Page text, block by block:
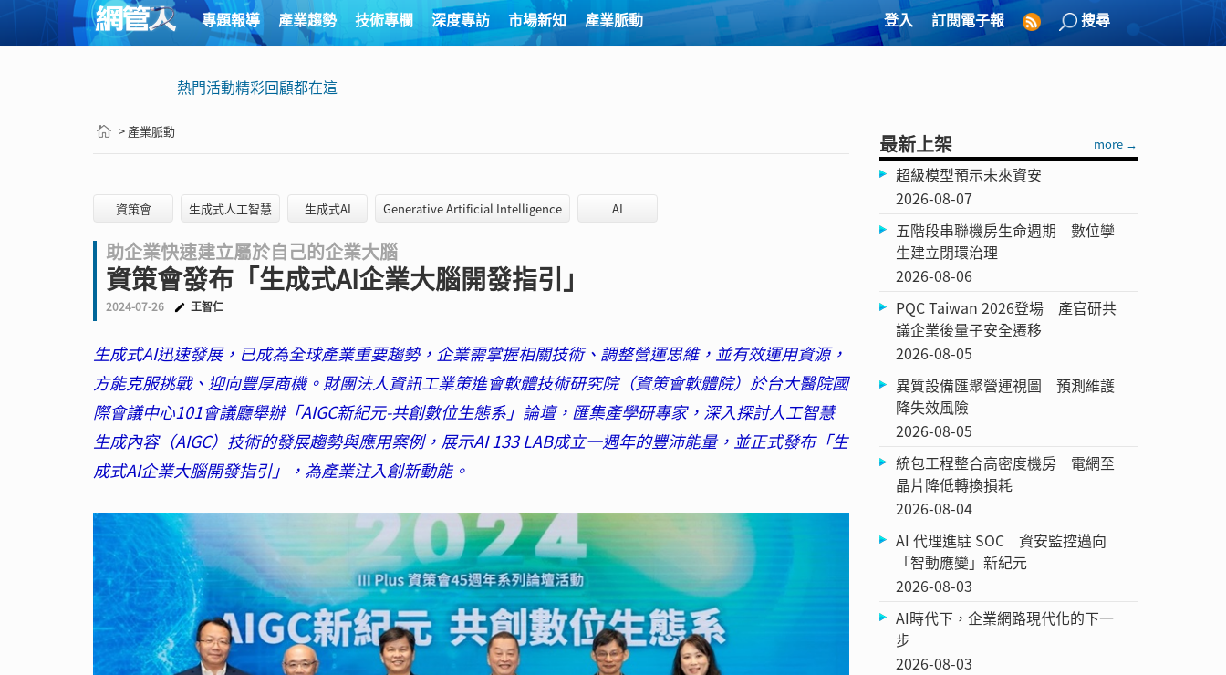
專題報導 產業趨勢 技術專欄 深度專訪 市場新知 產業脈動 登入 訂閱電子報 搜尋
熱門活動精彩回顧都在這
> 產業脈動
資策會 生成式人工智慧 生成式AI Generative Artificial Intelligence AI
助企業快速建立屬於自己的企業大腦
資策會發布「生成式AI企業大腦開發指引」
2024-07-26 王智仁
生成式AI迅速發展，已成為全球產業重要趨勢，企業需掌握相關技術、調整營運思維，並有效運用資源，
方能克服挑戰、迎向豐厚商機。財團法人資訊工業策進會軟體技術研究院（資策會軟體院）於台大醫院國
際會議中心101會議廳舉辦「AIGC新紀元-共創數位生態系」論壇，匯集產學研專家，深入探討人工智慧
生成內容（AIGC）技術的發展趨勢與應用案例，展示AI 133 LAB成立一週年的豐沛能量，並正式發布「生
成式AI企業大腦開發指引」，為產業注入創新動能。
最新上架 more →
超級模型預示未來資安
2026-08-07
五階段串聯機房生命週期 數位孿
生建立閉環治理
2026-08-06
PQC Taiwan 2026登場 產官研共
議企業後量子安全遷移
2026-08-05
異質設備匯聚營運視圖 預測維護
降失效風險
2026-08-05
統包工程整合高密度機房 電網至
晶片降低轉換損耗
2026-08-04
AI 代理進駐 SOC 資安監控邁向
「智動應變」新紀元
2026-08-03
AI時代下，企業網路現代化的下一
步
2026-08-03